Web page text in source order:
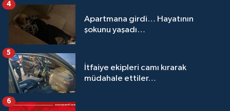
Apartmana girdi… Hayatının
şokunu yaşadı…
4
İtfaiye ekipleri camı kırarak
müdahale ettiler…
5
6